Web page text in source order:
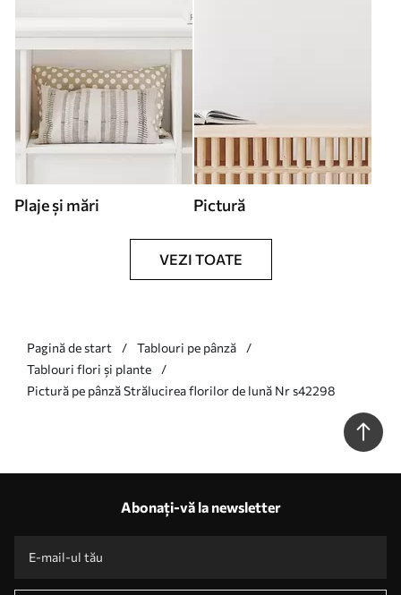
Plaje și mări Pictură
VEZI TOATE
Pagină de start
Tablouri pe pânză
Tablouri flori și plante
Pictură pe pânză Strălucirea florilor de lună Nr s42298
Abonați-vă la newsletter